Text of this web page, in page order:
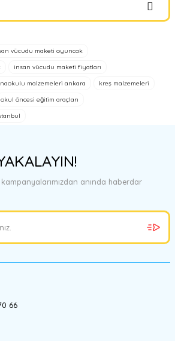
Yorum Yaz
ürün açıklamalarında ve diğer
noktaları öneri formunu kullanarak
daha pahalı.
vücudu maketi oyuncak
insan vücudu maketi fiyatları
malzemeleri ankara kreş malzemeleri
okul öncesi eğitim araçları
anında haberdar
66